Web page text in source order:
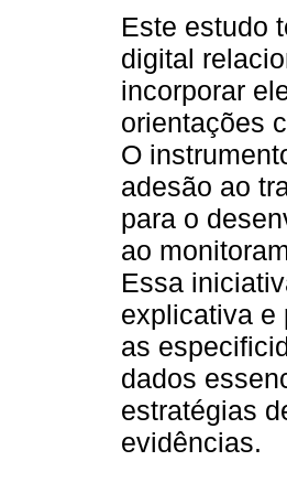
Este estudo
digital
incorporar
orientações
O
adesão ao
para o
ao
Essa
explicativa e
as
dados
estratégias
evidências.